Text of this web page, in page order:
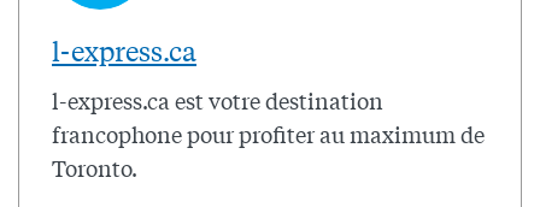
l-express.ca
l-express.ca est votre destination
francophone pour profiter au maximum de
Toronto.